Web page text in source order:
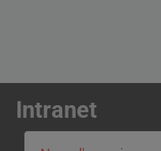
Intranet